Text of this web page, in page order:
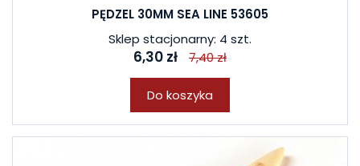
PĘDZEL 30MM SEA LINE 53605
Sklep stacjonarny: 4 szt.
6,30 zł 7,40 zł
Do koszyka